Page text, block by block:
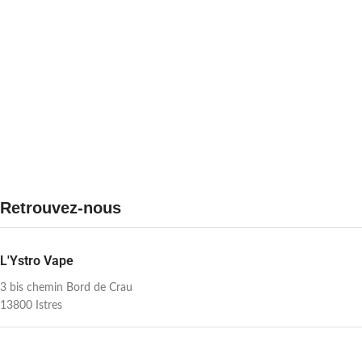
Retrouvez-nous
L'Ystro Vape
3 bis chemin Bord de Crau
13800 Istres